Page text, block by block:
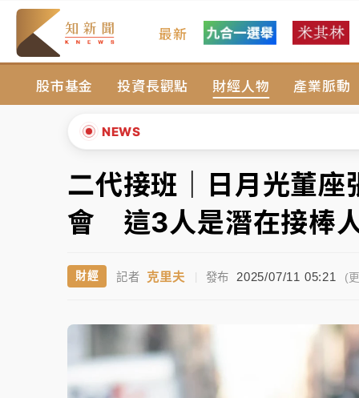
最新
股市基金 投資長觀點 財經人物 產業脈動
NEWS
暑假過三周才推「E宿新北打卡趣」！抽獎
中信慈善基金會想增加董事人數！辜仲諒向
故宮《龍藏經》特展第2檔！今線上預約開
台東農業處長涉圖利渡假村！東檢抗告成功
女律師陳昱瑄詐慈濟10億！黃金158kg遭查
中信慈善基金會想增加董事人數！辜仲諒向
故宮《龍藏經》特展第2檔！今線上預約開
▲
▼
二代接班｜日月光董
會 這3人是潛在接棒
財經 記者 克里夫 | 發布 2025/07/11 05:21 (